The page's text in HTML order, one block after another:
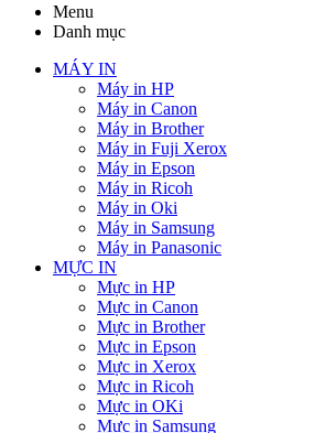
Menu
Danh mục
MÁY IN
Máy in HP
Máy in Canon
Máy in Brother
Máy in Fuji Xerox
Máy in Epson
Máy in Ricoh
Máy in Oki
Máy in Samsung
Máy in Panasonic
MỰC IN
Mực in HP
Mực in Canon
Mực in Brother
Mực in Epson
Mực in Xerox
Mực in Ricoh
Mực in OKi
Mực in Samsung